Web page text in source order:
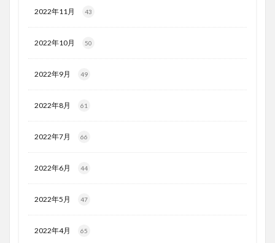
2022年11月 43
2022年10月 50
2022年9月 49
2022年8月 61
2022年7月 66
2022年6月 44
2022年5月 47
2022年4月 65